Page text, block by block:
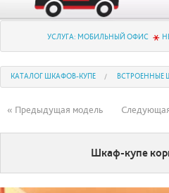
УСЛУГА: МОБИЛЬНЫЙ ОФИС
КАТАЛОГ ШКАФОВ-КУПЕ ВСТРОЕННЫЕ
« Предыдущая модель
Шкаф-купе